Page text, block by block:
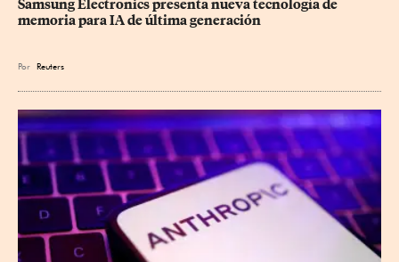
Samsung Electronics presenta nueva tecnología de
memoria para IA de última generación
Por Reuters